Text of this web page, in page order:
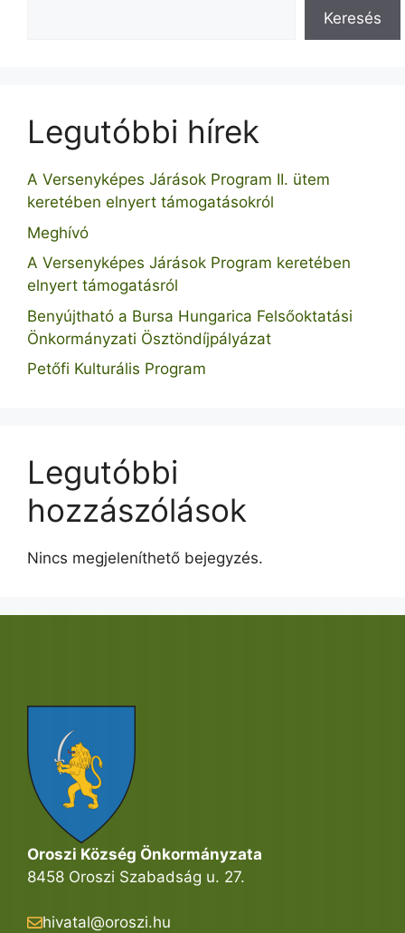
Keresés
Legutóbbi hírek
A Versenyképes Járások Program II. ütem
keretében elnyert támogatásokról
Meghívó
A Versenyképes Járások Program keretében
elnyert támogatásról
Benyújtható a Bursa Hungarica Felsőoktatási
Önkormányzati Ösztöndíjpályázat
Petőfi Kulturális Program
Legutóbbi
hozzászólások
Nincs megjeleníthető bejegyzés.
Oroszi Község Önkormányzata
8458 Oroszi Szabadság u. 27.
hivatal@oroszi.hu